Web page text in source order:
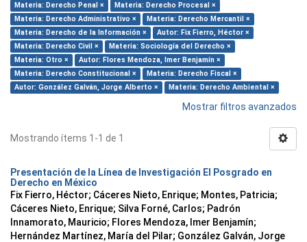
Materia: Derecho Penal ×
Materia: Derecho Procesal ×
Materia: Derecho Administrativo ×
Materia: Derecho Mercantil ×
Materia: Derecho de la Información ×
Autor: Fix Fierro, Héctor ×
Materia: Derecho Civil ×
Materia: Sociología del Derecho ×
Materia: Otro ×
Autor: Flores Mendoza, Imer Benjamín ×
Materia: Derecho Constitucional ×
Materia: Derecho Fiscal ×
Autor: González Galván, Jorge Alberto ×
Materia: Derecho Ambiental ×
Mostrar filtros avanzados
Mostrando ítems 1-1 de 1
Presentación de la Línea de Investigación El Posgrado en
Derecho en México
Fix Fierro, Héctor; Cáceres Nieto, Enrique; Montes, Patricia;
Cáceres Nieto, Enrique; Silva Forné, Carlos; Padrón
Innamorato, Mauricio; Flores Mendoza, Imer Benjamín;
Hernández Martínez, María del Pilar; González Galván, Jorge